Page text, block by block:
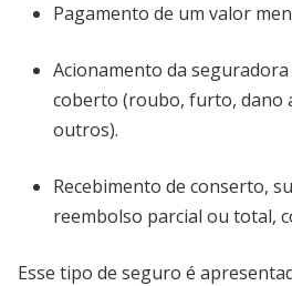
Pagamento de um valor
Acionamento da
coberto (roubo, furto, dano
outros).
Recebimento de conserto,
reembolso parcial ou total,
Esse tipo de seguro é